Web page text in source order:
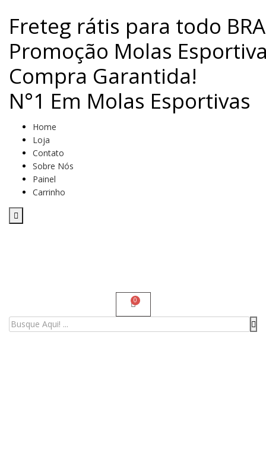
Freteg rátis para todo
Promoção Molas
Compra Garantida!
N°1 Em Molas Esportivas
Home
Loja
Contato
Sobre Nós
Painel
Carrinho
Menu de alternância de hambúrguer